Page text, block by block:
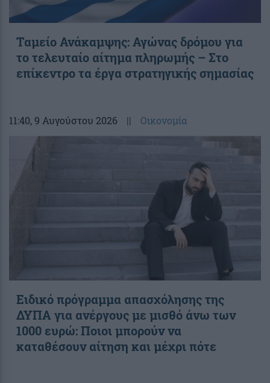
Ταμείο Ανάκαμψης: Αγώνας δρόμου για
το τελευταίο αίτημα πληρωμής – Στο
επίκεντρο τα έργα στρατηγικής σημασίας
11:40, 9 Αυγούστου 2026 || Οικονομία
Ειδικό πρόγραμμα απασχόλησης της
ΔΥΠΑ για ανέργους με μισθό άνω των
1000 ευρώ: Ποιοι μπορούν να
καταθέσουν αίτηση και μέχρι πότε